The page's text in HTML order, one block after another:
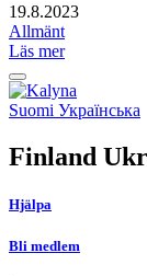
19.8.2023
Allmänt
Läs mer
Tillbaka
upp
Social
Suomi Українська
Finland
Hjälpa
Bli medlem